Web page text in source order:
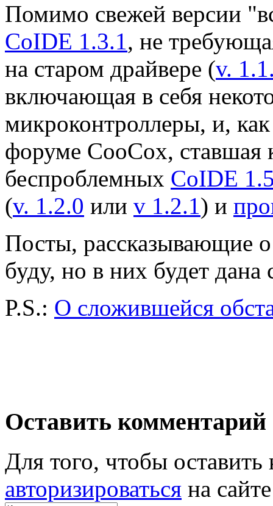
Помимо свежей версии
CoIDE 1.3.1, не
на старом драйвере (v.
включающая в себя
микроконтроллеры, и,
форуме CooCox, ставшая
беспроблемных CoIDE
(v. 1.2.0 или v 1.2.1) и
Посты, рассказывающие о
буду, но в них будет
P.S.: О сложившейся
Оставить комментарий
Для того, чтобы
авторизироваться на сайте